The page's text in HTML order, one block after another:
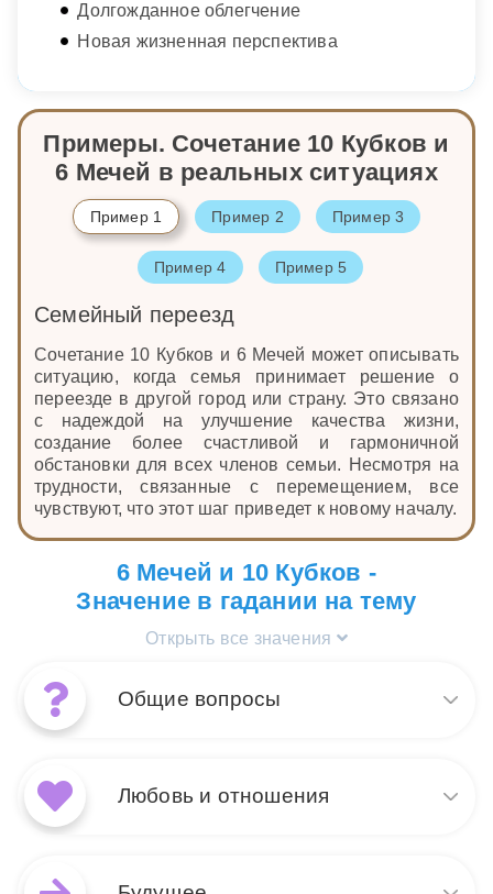
Долгожданное облегчение
Новая жизненная перспектива
Примеры. Сочетание 10 Кубков и
6 Мечей в реальных ситуациях
Пример 1 Пример 2 Пример 3
Пример 4 Пример 5
Семейный переезд
Сочетание 10 Кубков и 6 Мечей может описывать
ситуацию, когда семья принимает решение о
переезде в другой город или страну. Это связано
с надеждой на улучшение качества жизни,
создание более счастливой и гармоничной
обстановки для всех членов семьи. Несмотря на
трудности, связанные с перемещением, все
чувствуют, что этот шаг приведет к новому началу.
6 Мечей и 10 Кубков -
Значение в гадании на тему
Открыть все значения
Общие вопросы
Кубков и 6 Мечей в общих
Любовь и отношения